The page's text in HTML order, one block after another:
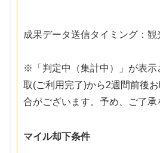
成果データ送信タイミング：
※「判定中（集計中）」が表示
取(ご利用完了)から2週間前後
合がございます。予め、ご了承
マイル却下条件